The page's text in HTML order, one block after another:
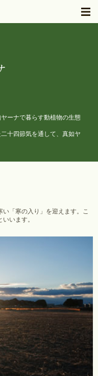
ーナで暮らす動植物の生態
十四節気を通して、 真如ヤ
「寒の入り」を迎えます。こ
います。